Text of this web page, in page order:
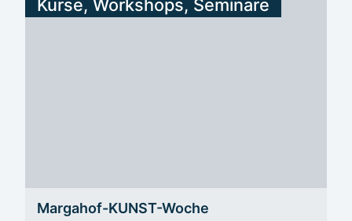
Kurse, Workshops, Seminare
Margahof-KUNST-Woche